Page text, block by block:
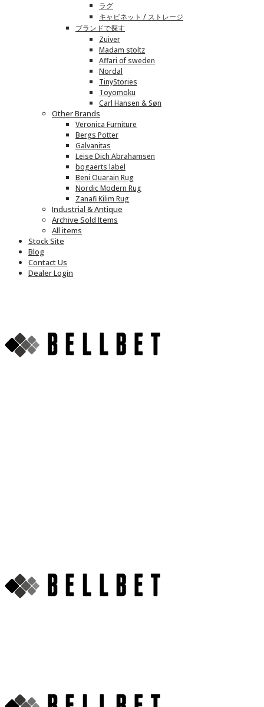
ラグ
キャビネット / ストレージ
ブランドで探す
Zuiver
Madam stoltz
Affari of sweden
Nordal
TinyStories
Toyomoku
Carl Hansen & Søn
Other Brands
Veronica Furniture
Bergs Potter
Galvanitas
Leise Dich Abrahamsen
bogaerts label
Beni Ouarain Rug
Nordic Modern Rug
Zanafi Kilim Rug
Industrial & Antique
Archive Sold Items
All items
Stock Site
Blog
Contact Us
Dealer Login